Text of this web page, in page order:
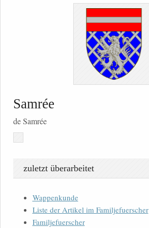
Samrée
de Samrée
zuletzt überarbeitet
Wappenkunde
Liste der Artikel im Familjefuerscher
Familjefuerscher